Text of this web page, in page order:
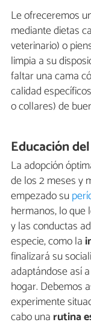
Le ofreceremos
mediante dietas
veterinario) o
limpia a su
faltar una cama
calidad
o collares) de
Educación
La adopción
de los 2 meses y
empezado su
hermanos, lo que
y las conductas
especie, como la
finalizará su
adaptándose así
hogar. Debemos
experimente
cabo una rutina